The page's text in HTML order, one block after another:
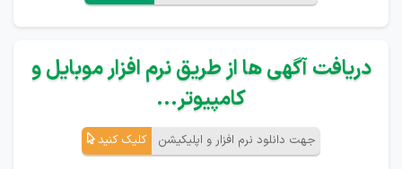
دریافت آگهی ها از طریق نرم افزار موبایل و
کامپیوتر...
جهت دانلود نرم افزار و اپلیکیشن کلیک کنید